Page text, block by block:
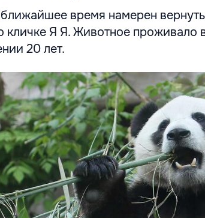
время намерен
кличке Я Я. Животное проживало
20 лет.